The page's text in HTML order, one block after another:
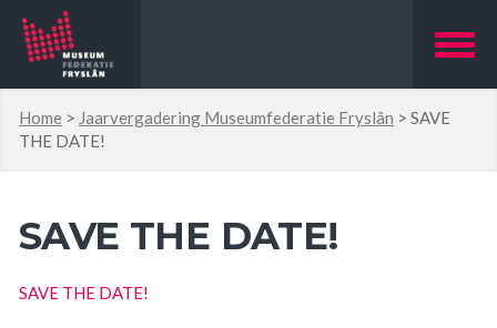
Home > Jaarvergadering Museumfederatie Fryslân >SAVE
THE DATE!
SAVE THE DATE!
SAVE THE DATE!